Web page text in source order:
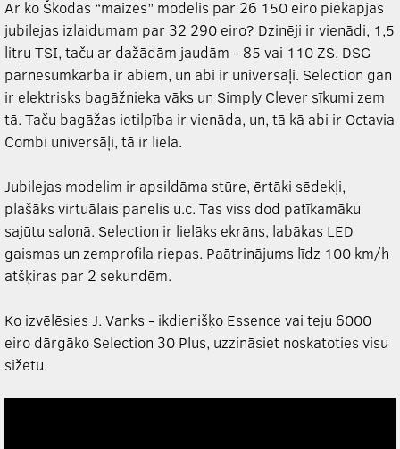
Ar ko Škodas “maizes” modelis par 26 150 eiro piekāpjas
jubilejas izlaidumam par 32 290 eiro? Dzinēji ir vienādi, 1,5
litru TSI, taču ar dažādām jaudām - 85 vai 110 ZS. DSG
pārnesumkārba ir abiem, un abi ir universāļi. Selection gan
ir elektrisks bagāžnieka vāks un Simply Clever sīkumi zem
tā. Taču bagāžas ietilpība ir vienāda, un, tā kā abi ir Octavia
Combi universāļi, tā ir liela.
Jubilejas modelim ir apsildāma stūre, ērtāki sēdekļi,
plašāks virtuālais panelis u.c. Tas viss dod patīkamāku
sajūtu salonā. Selection ir lielāks ekrāns, labākas LED
gaismas un zemprofila riepas. Paātrinājums līdz 100 km/h
atšķiras par 2 sekundēm.
Ko izvēlēsies J. Vanks - ikdienišķo Essence vai teju 6000
eiro dārgāko Selection 30 Plus, uzzināsiet noskatoties visu
sižetu.